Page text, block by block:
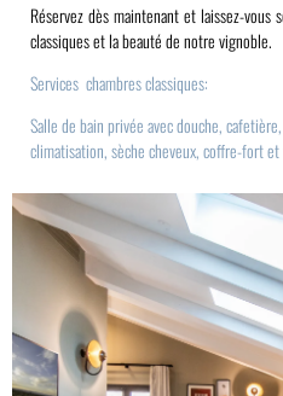
Réservez dès maintenant et laissez-
classiques et la beauté de notre vignoble.
Services chambres classiques:
Salle de bain privée avec douche,
climatisation, sèche cheveux, coffre-fort